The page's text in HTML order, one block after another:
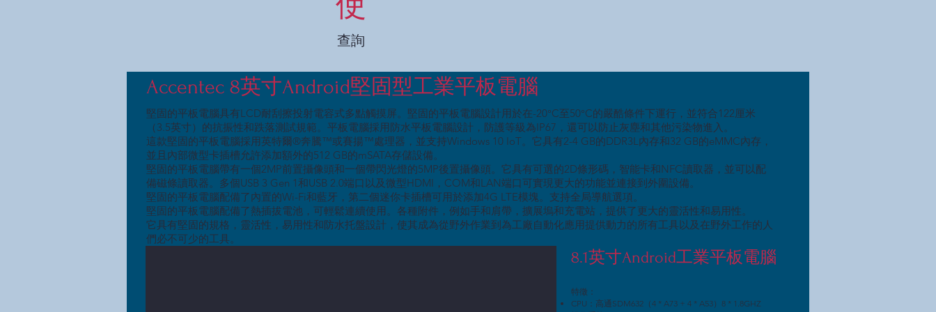
查詢
Accentec 8英寸Android堅固型工業平板電腦
堅固的平板電腦具有LCD耐刮擦投射電容式多點觸摸屏。堅固的平板電腦設計用於在-20°C至50°C的嚴酷條件下運行，並符合122厘米
（3.5英寸）的抗振性和跌落測試規範。平板電腦採用防水平板電腦設計，防護等級為IP67，還可以防止灰塵和其他污染物進入。
這款堅固的平板電腦採用英特爾®奔騰™或賽揚™處理器，並支持Windows 10 IoT。它具有2-4 GB的DDR3L內存和32 GB的eMMC內存，
並且內部微型卡插槽允許添加額外的512 GB的mSATA存儲設備。
堅固的平板電腦帶有一個2MP前置攝像頭和一個帶閃光燈的5MP後置攝像頭。它具有可選的2D條形碼，智能卡和NFC讀取器，並可以配
備磁條讀取器。多個USB 3 Gen 1和USB 2.0端口以及微型HDMI，COM和LAN端口可實現更大的功能並連接到外圍設備。
堅固的平板電腦配備了內置的Wi-Fi和藍牙，第二個迷你卡插槽可用於添加4G LTE模塊。支持全局導航選項。
堅固的平板電腦配備了熱插拔電池，可輕鬆連續使用。各種附件，例如手和肩帶，擴展塢和充電站，提供了更大的靈活性和易用性。
它具有堅固的規格，靈活性，易用性和防水托盤設計，使其成為從野外作業到為工廠自動化應用提供動力的所有工具以及在野外工作的人
們必不可少的工具。
8.1英寸Android工業平板電腦
特徵：
CPU：高通SDM632（4 * A73 + 4 * A53）8 * 1.8GHZ